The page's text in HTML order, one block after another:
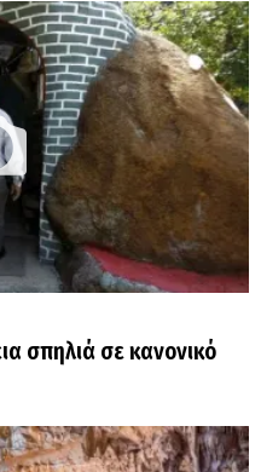
σπηλιά σε κανονικό